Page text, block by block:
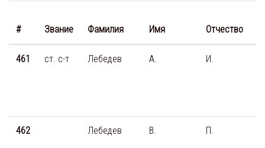
# Звание Фамилия Имя Отчество
461 ст. с-т Лебедев А. И.
462 Лебедев В. П.